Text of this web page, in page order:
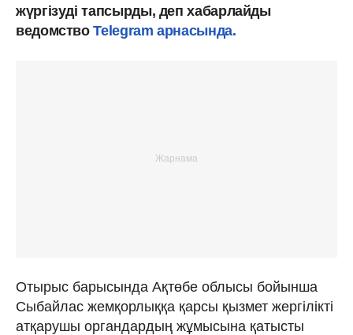
жүргізуді тапсырды, деп хабарлайды
ведомствоTelegram арнасында.
Отырыс барысында Ақтөбе облысы бойынша
Сыбайлас жемқорлыққа қарсы қызмет жергілікті
атқарушы органдардың жұмысына қатысты